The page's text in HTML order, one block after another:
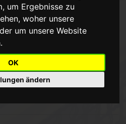
um Ergebnisse zu
woher unsere
um unsere Website
OK
ändern
Sieg für die
Lars Rupprecht sein Spiel nur
gewannen ihre Spiele.Die Punkte